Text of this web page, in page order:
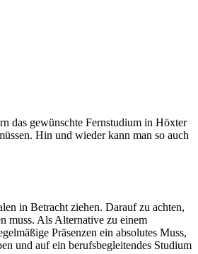
das gewünschte Fernstudium in Höxter
Hin und wieder kann man so auch
in Betracht ziehen. Darauf zu achten,
muss. Als Alternative zu einem
Präsenzen ein absolutes Muss,
und auf ein berufsbegleitendes Studium